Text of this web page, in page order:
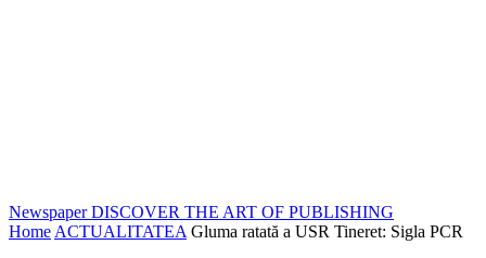
Newspaper DISCOVER THE ART OF PUBLISHING
Home ACTUALITATEA Gluma ratată a USR Tineret: Sigla PCR